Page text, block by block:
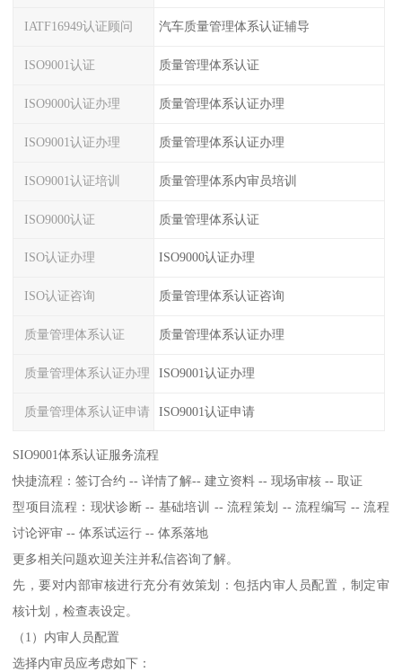
IATF16949认证顾问 汽车质量管理体系认证辅导
ISO9001认证 质量管理体系认证
ISO9000认证办理 质量管理体系认证办理
ISO9001认证办理 质量管理体系认证办理
ISO9001认证培训 质量管理体系内审员培训
ISO9000认证 质量管理体系认证
ISO认证办理 ISO9000认证办理
ISO认证咨询 质量管理体系认证咨询
质量管理体系认证 质量管理体系认证办理
质量管理体系认证办理 ISO9001认证办理
质量管理体系认证申请 ISO9001认证申请
SIO9001体系认证服务流程
快捷流程：签订合约 -- 详情了解-- 建立资料 -- 现场审核 -- 取证
型项目流程：现状诊断 -- 基础培训 -- 流程策划 -- 流程编写 -- 流程
讨论评审 -- 体系试运行 -- 体系落地
更多相关问题欢迎关注并私信咨询了解。
先，要对内部审核进行充分有效策划：包括内审人员配置，制定审
核计划，检查表设定。
（1）内审人员配置
选择内审员应考虑如下：